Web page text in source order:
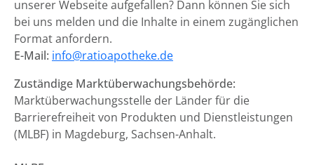
unserer Webseite aufgefallen? Dann können Sie sich
bei uns melden und die Inhalte in einem zugänglichen
Format anfordern.
E-Mail: info@ratioapotheke.de
Zuständige Marktüberwachungsbehörde:
Marktüberwachungsstelle der Länder für die
Barrierefreiheit von Produkten und Dienstleistungen
(MLBF) in Magdeburg, Sachsen-Anhalt.